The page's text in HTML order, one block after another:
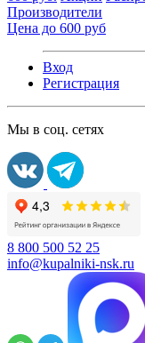
Производители
Цена до 600 руб
Вход
Регистрация
Мы в соц. сетях
8 800 500 52 25
info@kupalniki-nsk.ru